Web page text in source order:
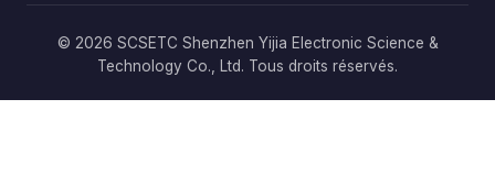
© 2026 SCSETC Shenzhen Yijia Electronic Science &
Technology Co., Ltd. Tous droits réservés.